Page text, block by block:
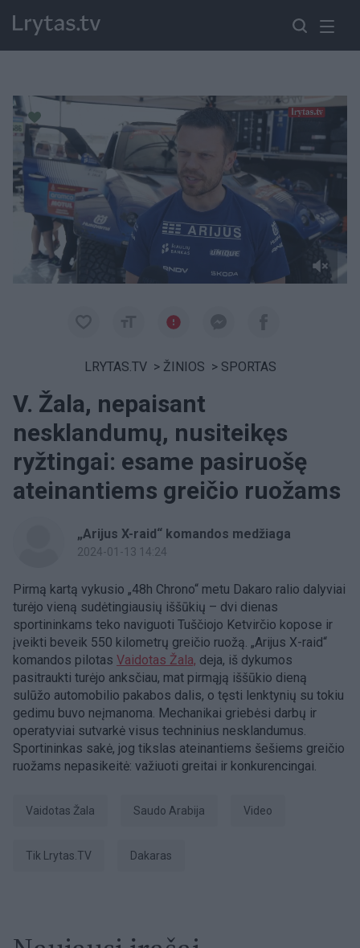
LRYTAS.TV > ŽINIOS > SPORTAS
V. Žala, nepaisant
nesklandumų, nusiteikęs
ryžtingai: esame pasiruošę
ateinantiems greičio ruožams
„Arijus X-raid“ komandos medžiaga
2024-01-13 14:24
Pirmą kartą vykusio „48h Chrono“ metu Dakaro ralio dalyviai
turėjo vieną sudėtingiausių iššūkių – dvi dienas
sportininkams teko naviguoti Tuščiojo Ketvirčio kopose ir
įveikti beveik 550 kilometrų greičio ruožą. „Arijus X-raid“
komandos pilotas Vaidotas Žala, deja, iš dykumos
pasitraukti turėjo anksčiau, mat pirmąją iššūkio dieną
sulūžo automobilio pakabos dalis, o tęsti lenktynių su tokiu
gedimu buvo neįmanoma. Mechanikai griebėsi darbų ir
operatyviai sutvarkė visus techninius nesklandumus.
Sportininkas sakė, jog tikslas ateinantiems šešiems greičio
ruožams nepasikeitė: važiuoti greitai ir konkurencingai.
Vaidotas Žala Saudo Arabija Video
tik Lrytas.TV Dakaras